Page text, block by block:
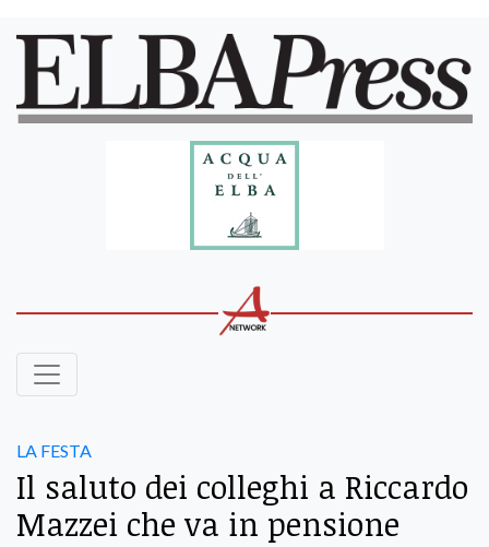
LA FESTA
Il saluto dei colleghi a Riccardo
Mazzei che va in pensione